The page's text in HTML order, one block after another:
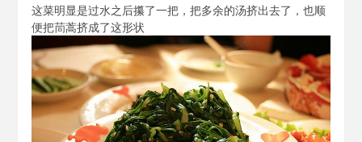
这菜明显是过水之后攥了一把，把多余的汤挤出去了，也顺
便把茼蒿挤成了这形状